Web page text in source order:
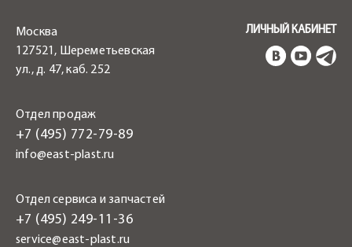
Москва
127521, Шереметьевская
ул., д. 47, каб. 252
Отдел продаж
+7 (495) 772-79-89
info@east-plast.ru
Отдел сервиса и запчастей
+7 (495) 249-11-36
service@east-plast.ru
ЛИЧНЫЙ КАБИНЕТ